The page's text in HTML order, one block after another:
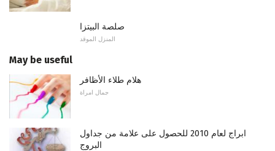
صلصة البيتزا
المنزل الموقد
May be useful
هلام طلاء الأظافر
جمال امراة
ابراج لعام 2010 للحصول على علامة من جداول
البروج